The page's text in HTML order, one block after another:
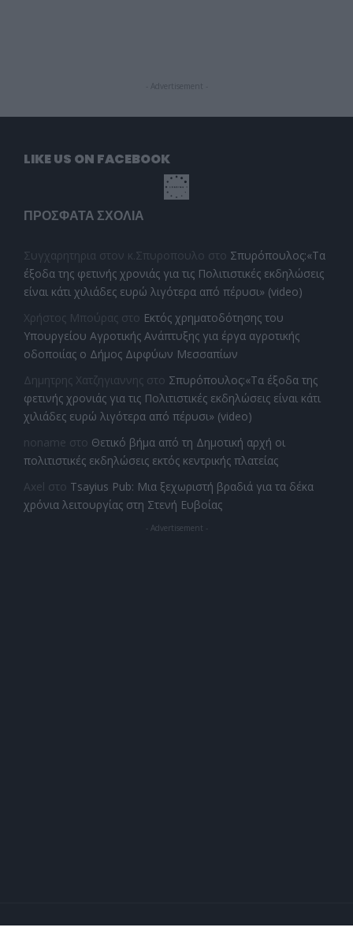
- Advertisement -
LIKE US ON FACEBOOK
ΠΡΌΣΦΑΤΑ ΣΧΌΛΙΑ
Συγχαρητηρια στον κ.Σπυροπουλο στο Σπυρόπουλος:«Τα
έξοδα της φετινής χρονιάς για τις Πολιτιστικές εκδηλώσεις
είναι κάτι χιλιάδες ευρώ λιγότερα από πέρυσι» (video)
Χρήστος Μπούρας στο Εκτός χρηματοδότησης του
Υπουργείου Αγροτικής Ανάπτυξης για έργα αγροτικής
οδοποιίας ο Δήμος Διρφύων Μεσσαπίων
Δημητρης Χατζηγιαννης στο Σπυρόπουλος:«Τα έξοδα της
φετινής χρονιάς για τις Πολιτιστικές εκδηλώσεις είναι κάτι
χιλιάδες ευρώ λιγότερα από πέρυσι» (video)
noname στο Θετικό βήμα από τη Δημοτική αρχή οι
πολιτιστικές εκδηλώσεις εκτός κεντρικής πλατείας
Axel στο Tsayius Pub: Μια ξεχωριστή βραδιά για τα δέκα
χρόνια λειτουργίας στη Στενή Ευβοίας
- Advertisement -